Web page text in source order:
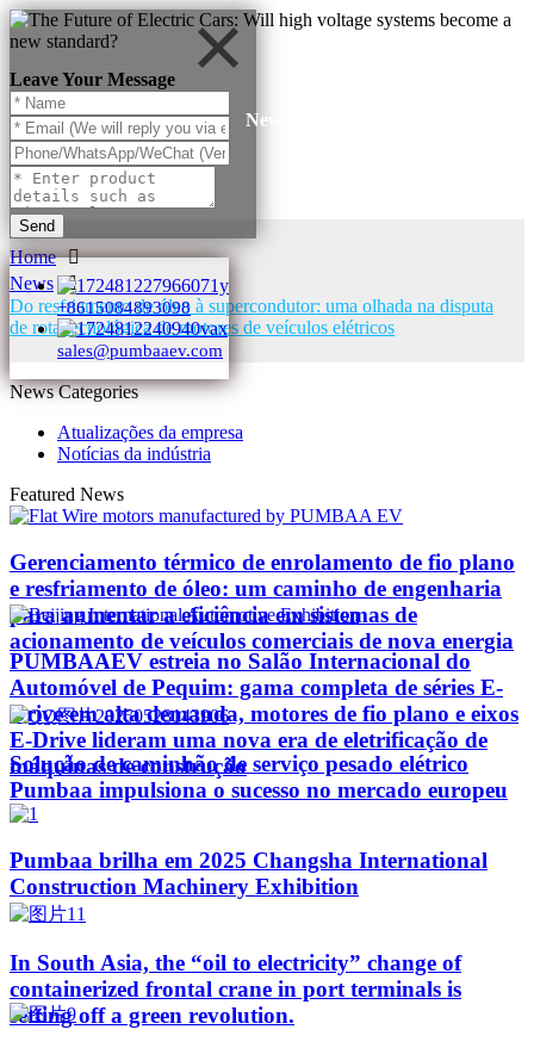
Leave Your Message
Send
+8615084893098
sales@pumbaaev.com
News
Home
News
Do resfriamento de óleo à supercondutor: uma olhada na disputa
de rota tecnológica de motores de veículos elétricos
News Categories
Atualizações da empresa
Notícias da indústria
Featured News
Gerenciamento térmico de enrolamento de fio plano
e resfriamento de óleo: um caminho de engenharia
para aumentar a eficiência em sistemas de
acionamento de veículos comerciais de nova energia
PUMBAAEV estreia no Salão Internacional do
Automóvel de Pequim: gama completa de séries E-
Drive em alta demanda, motores de fio plano e eixos
E-Drive lideram uma nova era de eletrificação de
máquinas de construção
Solução de caminhão de serviço pesado elétrico
Pumbaa impulsiona o sucesso no mercado europeu
Pumbaa brilha em 2025 Changsha International
Construction Machinery Exhibition
In South Asia, the “oil to electricity” change of
containerized frontal crane in port terminals is
setting off a green revolution.